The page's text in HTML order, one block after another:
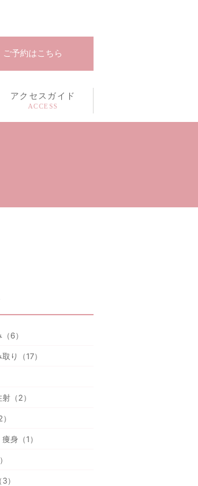
ご予約はこちら
アクセスガイド
6）
り（17）
（2）
身（1）
）